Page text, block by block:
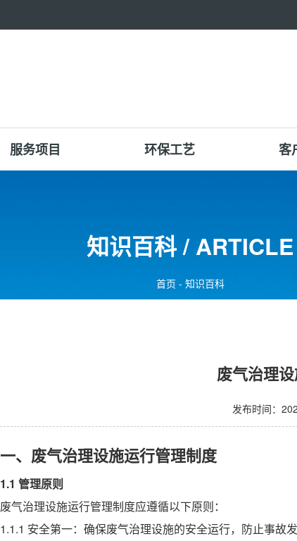
服务项目 环保工艺 客
知识百科 / ARTICLE
首页 - 知识百科
废气治理
发布时间：
一、废气治理设施运行管理制度
1.1 管理原则
废气治理设施运行管理制度应遵循以下原则：
1.1.1 安全第一：确保废气治理设施的安全运行，防止事故发